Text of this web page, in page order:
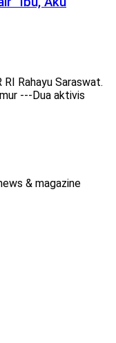
Rahayu Saraswat.
---Dua aktivis
& magazine